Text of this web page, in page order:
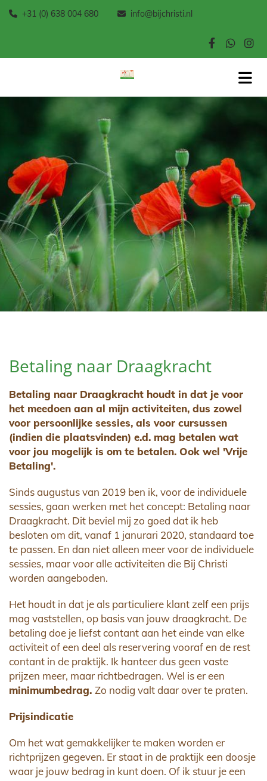
 +31 (0) 638 004 680  info@bijchristi.nl
Betaling naar Draagkracht
Betaling naar Draagkracht houdt in dat je voor
het meedoen aan al mijn activiteiten, dus zowel
voor persoonlijke sessies, als voor cursussen
(indien die plaatsvinden) e.d. mag betalen wat
voor jou mogelijk is om te betalen. Ook wel 'Vrije
Betaling'.
Sinds augustus van 2019 ben ik, voor de individuele
sessies, gaan werken met het concept: Betaling naar
Draagkracht. Dit beviel mij zo goed dat ik heb
besloten om dit, vanaf 1 janurari 2020, standaard toe
te passen. En dan niet alleen meer voor de individuele
sessies, maar voor alle activiteiten die Bij Christi
worden aangeboden.
Het houdt in dat je als particuliere klant zelf een prijs
mag vaststellen, op basis van jouw draagkracht. De
betaling doe je liefst contant aan het einde van elke
activiteit of een deel als reservering vooraf en de rest
contant in de praktijk. Ik hanteer dus geen vaste
prijzen meer, maar richtbedragen. Wel is er een
minimumbedrag. Zo nodig valt daar over te praten.
Prijsindicatie
Om het wat gemakkelijker te maken worden er
richtprijzen gegeven. Er staat in de praktijk een doosje
waar je jouw bedrag in kunt doen. Of ik stuur je een